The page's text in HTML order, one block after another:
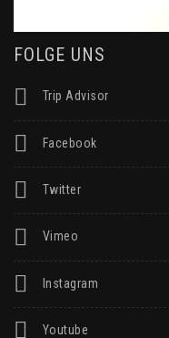
FOLGE UNS
Trip Advisor
Facebook
Twitter
Vimeo
Instagram
Youtube